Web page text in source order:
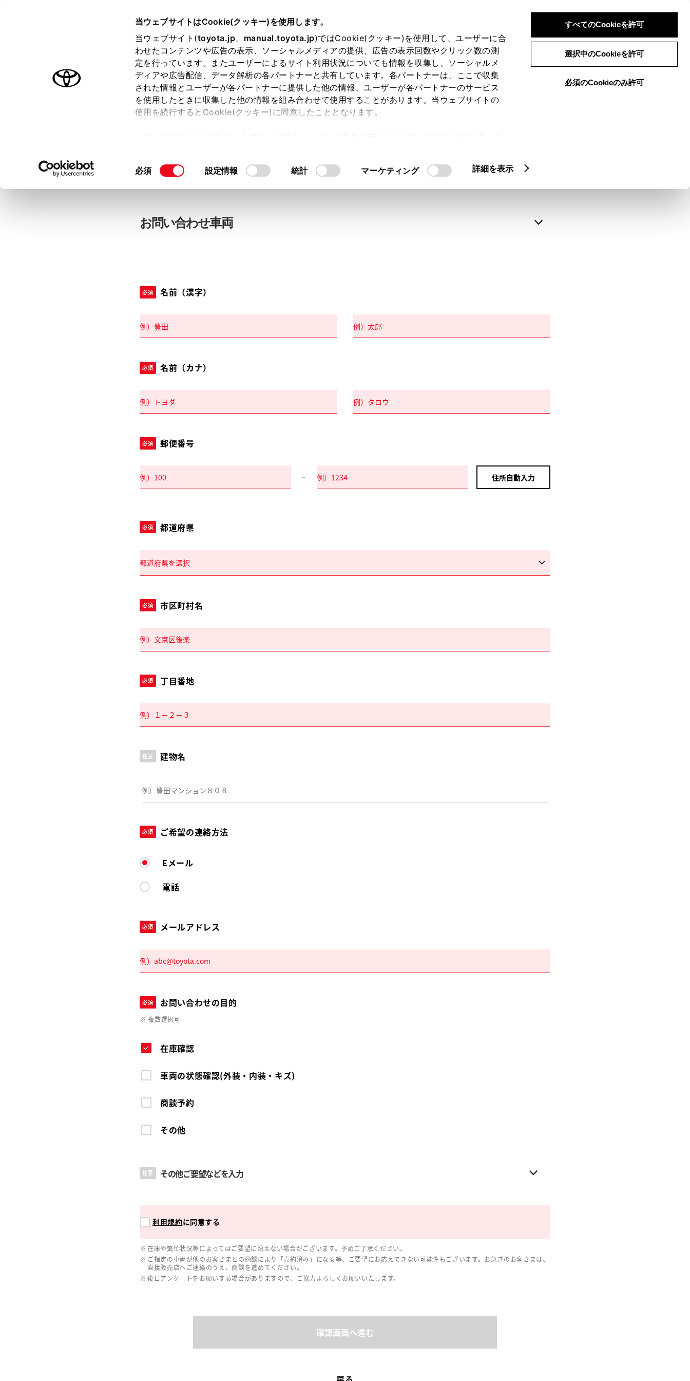
は必須です。
当ウェブサイトはCookie(クッキー)を使用します。
当ウェブサイト(toyota.jp、 manual.toyota.jp)ではCookie(クッキー)を使用して、ユーザーに合
わせたコンテンツや広告の表示、ソーシャルメディアの提供、広告の表示回数やクリック数の測
定を行っています。またユーザーによるサイト利用状況についても情報を収集し、ソーシャルメ
ディアや広告配信、データ解析の各パートナーと共有しています。各パートナーは、ここで収集
された情報とユーザーが各パートナーに提供した他の情報、ユーザーが各パートナーのサービス
を使用したときに収集した他の情報を組み合わせて使用することがあります。当ウェブサイトの
使用を続行するとCookie(クッキー)に同意したこととなります。
て」をご覧ください。
同
択
必須 設定情報 統計 マーケティング 詳細を表示
すべてのCookieを許可
選択中のCookieを許可
必須のCookieのみ許可
中古車：お問い合わせ
お客さま情報の入力 入力内容のご確認
ログインして自動入力
お問い合わせ車両
必須 名前（漢字）
必須 名前（カナ）
必須 郵便番号
住所自動入力
必須 都道府県
必須 市区町村名
必須 丁目番地
任意 建物名
必須 ご希望の連絡方法
Eメール
電話
必須 メールアドレス
必須 お問い合わせの目的
※ 複数選択可
在庫確認
車両の状態確認(外装・内装・キズ)
商談予約
その他
任意 その他ご要望などを入力
利用規約に同意する
在庫や繁忙状況等によってはご要望に沿えない場合がございます。予めご了承ください。
ご指定の車両が他のお客さまとの商談により「売約済み」になる等、ご要望にお応えできない可能性もございます。お急ぎのお客さまは、
直接販売店へご連絡のうえ、商談を進めてください。
後日アンケ―トをお願いする場合がありますので、ご協力よろしくお願いいたします。
確認画面へ進む